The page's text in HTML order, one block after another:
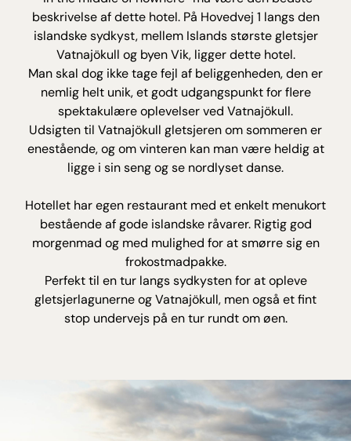
beskrivelse af dette hotel. På Hovedvej 1 langs den
islandske sydkyst, mellem Islands største gletsjer
Vatnajökull og byen Vik, ligger dette hotel.
Man skal dog ikke tage fejl af beliggenheden, den er
nemlig helt unik, et godt udgangspunkt for flere
spektakulære oplevelser ved Vatnajökull.
Udsigten til Vatnajökull gletsjeren om sommeren er
enestående, og om vinteren kan man være heldig at
ligge i sin seng og se nordlyset danse.
Hotellet har egen restaurant med et enkelt menukort
bestående af gode islandske råvarer. Rigtig god
morgenmad og med mulighed for at smørre sig en
frokostmadpakke.
Perfekt til en tur langs sydkysten for at opleve
gletsjerlagunerne og Vatnajökull, men også et fint
stop undervejs på en tur rundt om øen.